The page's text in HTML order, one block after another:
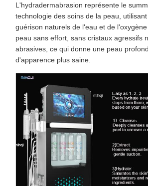
L'hydradermabrasion représente le
technologie des soins de la peau,
guérison naturels de l'eau et de
peau sans effort, sans cristaux agressifs
abrasives, ce qui donne une peau
d'apparence plus saine.